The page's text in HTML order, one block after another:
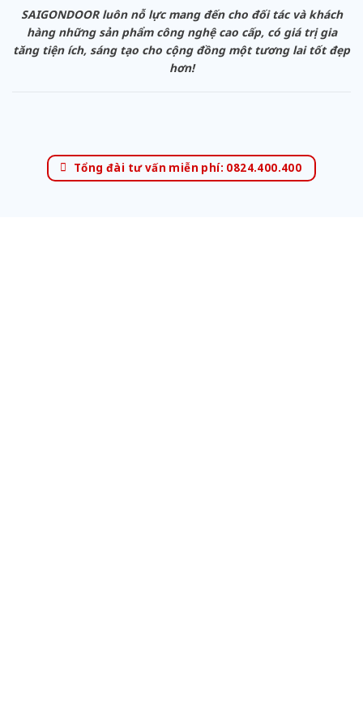
SAIGONDOOR luôn nỗ lực mang đến cho đối tác và khách
hàng những sản phẩm công nghệ cao cấp, có giá trị gia
tăng tiện ích, sáng tạo cho cộng đồng một tương lai tốt đẹp
hơn!
Tổng đài tư vấn miễn phí: 0824.400.400